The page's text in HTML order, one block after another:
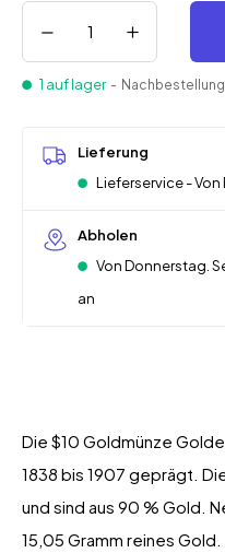
1 auf lager -
Lieferung
Lieferservice -
Abholen
Von Donnerstag.
an
Die $10 Goldmünze
1838 bis 1907 geprägt.
und sind aus 90 % Gold.
15,05 Gramm reines Gold.